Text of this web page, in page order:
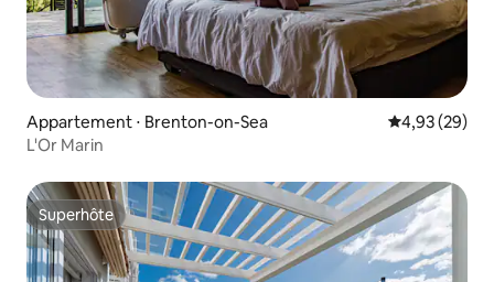
Appartement ⋅ Brenton-on-Sea Évaluation
4,93 (29)
L'Or Marin
Superhôte
Superhôte